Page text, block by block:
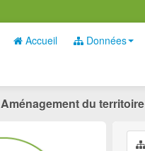
Accueil Données
Aménagement du territoire